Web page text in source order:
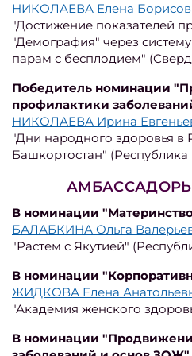
НИКОЛАЕВА Елена
"Достижение показателей
"Демография" через
парам с бесплодием"
Победитель номинации
профилактики
НИКОЛАЕВА Ирина
"Дни народного здоровья в
Башкортостан"
В номинации
БАЛАБКИНА Ольга
"Растем с Якутией"
В номинации
ЖИДКОВА Елена
"Академия женского
В номинации